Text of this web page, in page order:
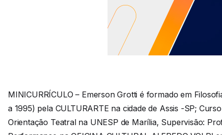
MINICURRÍCULO – Emerson Grotti é formado em
a 1995) pela CULTURARTE na cidade de Assis -SP;
Orientação Teatral na UNESP de Marília, Supervisão: